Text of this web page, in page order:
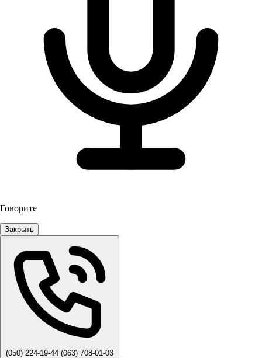
Говорите
Закрыть
(050) 224-19-44 (063) 708-01-03